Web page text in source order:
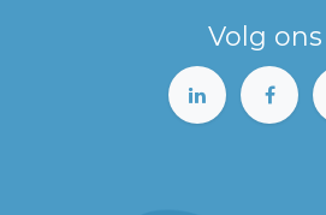
Volg ons